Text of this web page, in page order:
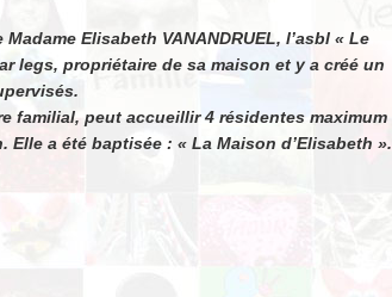
Elisabeth VANANDRUEL, l’asbl « Le
legs, propriétaire de sa maison et y a créé un
familial, peut accueillir 4 résidentes maximum
Elle a été baptisée : « La Maison d’Elisabeth ».